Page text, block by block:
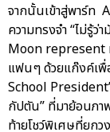
จากนั้นเข้าสู่พาร์ท
ความทรงจำ “ไม่รู้ว่
Moon represent
แฟนๆ ด้วยแก๊งค์เ
School
กัปตัน” ที่มาย้อนภา
ท้ายโชว์พิเศษที่ยก